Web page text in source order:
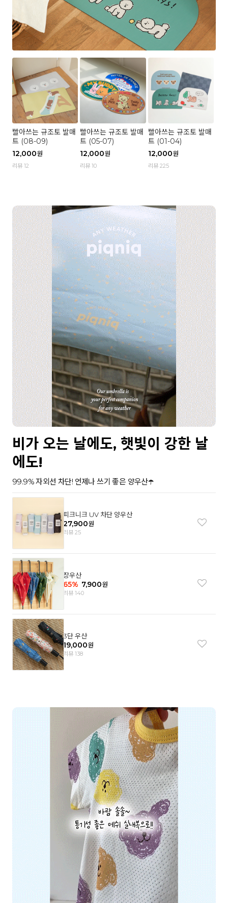
빨아쓰는 규조토 발매
트 (08-09)
12,000원
리뷰 12
빨아쓰는 규조토 발매
트 (05-07)
12,000원
리뷰 10
빨아쓰는 규조토 발매
트 (01-04)
12,000원
리뷰 225
비가 오는 날에도, 햇빛이 강한 날
에도!
99.9% 자외선 차단! 언제나 쓰기 좋은 양우산☂️
피크니크 UV 차단 양우산
27,900원
리뷰 25
장우산
65% 7,900원
리뷰 140
3단 우산
19,000원
리뷰 138